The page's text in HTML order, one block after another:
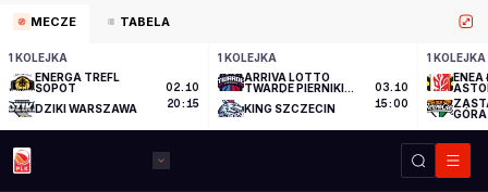
MECZE TABELA
1 KOLEJKA
ENERGA TREFL
SOPOT
DZIKI WARSZAWA
02.10
20:15
1 KOLEJKA
ARRIVA LOTTO
TWARDE PIERNIKI
KING SZCZECIN
03.10
15:00
1 KOLEJKA
ENEA
GÓRA